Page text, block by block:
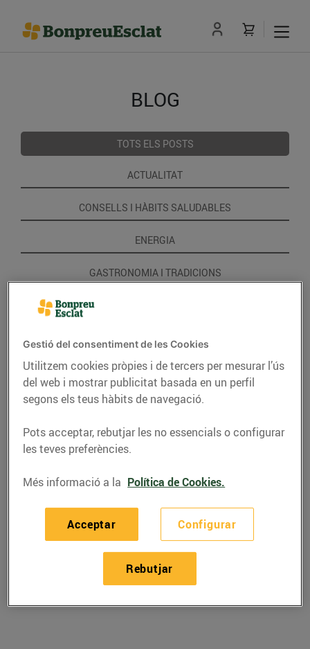
BLOG
TOTS ELS POSTS
ACTUALITAT
CONSELLS I HÀBITS SALUDABLES
ENERGIA
GASTRONOMIA I TRADICIONS
RECEPTES
Rotlles de pèsols i
05/d’octubre/2018
Gestió del consentiment de les Cookies
Utilitzem cookies pròpies i de tercers per mesurar l’ús
del web i mostrar publicitat basada en un perfil
segons els teus hàbits de navegació.
Pots acceptar, rebutjar les no essencials o configurar
les teves preferències.
Més informació a la Política de Cookies.
Configurar
Rebutjar
Acceptar